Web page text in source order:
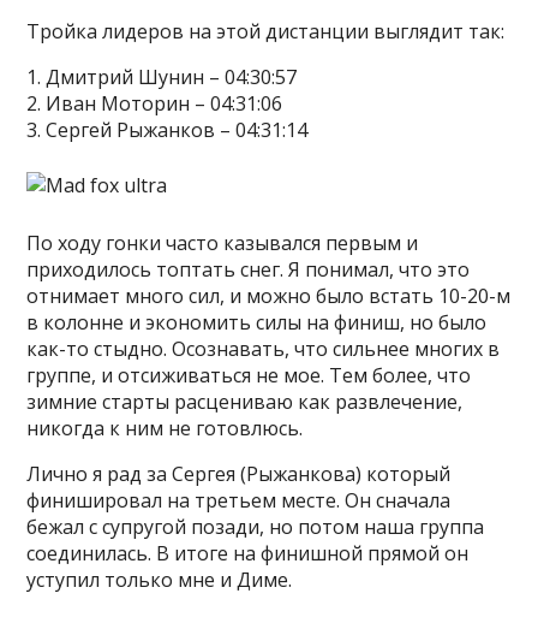
Тройка лидеров на этой дистанции выглядит так:
1. Дмитрий Шунин – 04:30:57
2. Иван Моторин – 04:31:06
3. Сергей Рыжанков – 04:31:14
По ходу гонки часто казывался первым и
приходилось топтать снег. Я понимал, что это
отнимает много сил, и можно было встать 10-20-м
в колонне и экономить силы на финиш, но было
как-то стыдно. Осознавать, что сильнее многих в
группе, и отсиживаться не мое. Тем более, что
зимние старты расцениваю как развлечение,
никогда к ним не готовлюсь.
Лично я рад за Сергея (Рыжанкова) который
финишировал на третьем месте. Он сначала
бежал с супругой позади, но потом наша группа
соединилась. В итоге на финишной прямой он
уступил только мне и Диме.